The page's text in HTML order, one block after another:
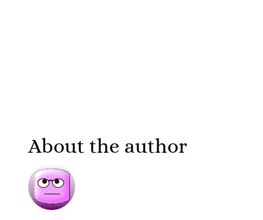
About the author